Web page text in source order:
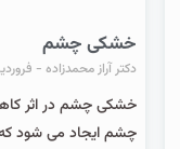
خشکی چشم
دکتر آراز محمدزاده فروردین 17,
خشکی چشم در اثر
چشم ایجاد می شود